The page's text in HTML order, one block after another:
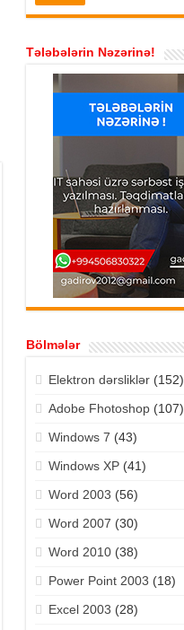
Tələbələrin Nəzərinə!
Bölmələr
Elektron dərsliklər(152)
Adobe Fhotoshop(107)
Windows 7 (43)
Windows XP(41)
Word 2003 (56)
Word 2007 (30)
Word 2010(38)
Power Point 2003 (18)
Excel 2003 (28)